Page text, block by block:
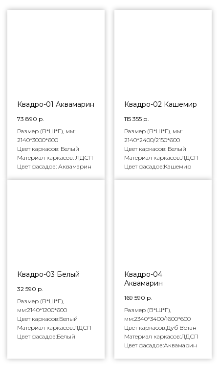
Квадро-01 Аквамарин
73 890 р.
Размер (В*Ш*Г), мм:
2140*3000*600
Цвет каркасов: Белый
Материал каркасов: ЛДСП
Цвет фасадов: Аквамарин
Квадро-02 Кашемир
115 355 р.
Размер (В*Ш*Г), мм:
2140*2400/2150*600
Цвет каркасов: Белый
Материал каркасов:ЛДСП
Цвет фасадов:Кашемир
Квадро-03 Белый
32 590 р.
Размер (В*Ш*Г),
мм:2140*1200*600
Цвет каркасов:Белый
Материал каркасов:ЛДСП
Цвет фасадов:Белый
Квадро-04
Аквамарин
169 590 р.
Размер (В*Ш*Г),
мм:2340*3400/1600*600
Цвет каркасов:Дуб Вотан
Материал каркасов:ЛДСП
Цвет фасадов:Аквамарин